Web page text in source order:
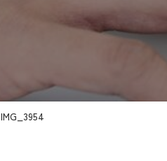
IMG_3954